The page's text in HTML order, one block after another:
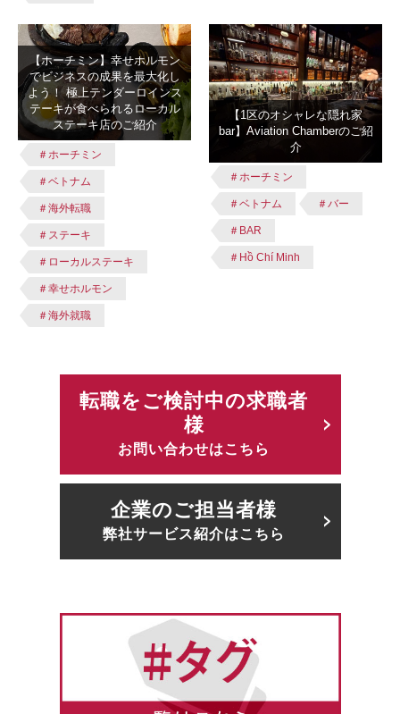
【ホーチミン】幸せホルモン
でビジネスの成果を最大化し
よう！ 極上テンダーロインス
テーキが食べられるローカル
ステーキ店のご紹介
＃ホーチミン
＃ベトナム
＃海外転職
＃ステーキ
＃ローカルステーキ
＃幸せホルモン
＃海外就職
【1区のオシャレな隠れ家
bar】Aviation Chamberのご紹
介
＃ホーチミン
＃ベトナム ＃バー
＃BAR
＃Hồ Chí Minh
転職をご検討中の求職者
様
お問い合わせはこちら
企業のご担当者様
弊社サービス紹介はこちら